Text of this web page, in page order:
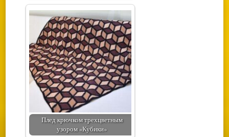
Плед крючком трехцветным
узором «Кубики»